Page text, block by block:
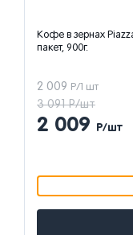
Кофе в зернах
пакет, 900г.
2 009 Р/1 шт
3 091 Р/шт
2 009 Р/шт